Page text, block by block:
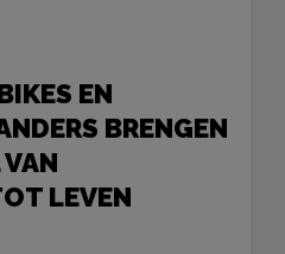
EN
BRENGEN
LEVEN